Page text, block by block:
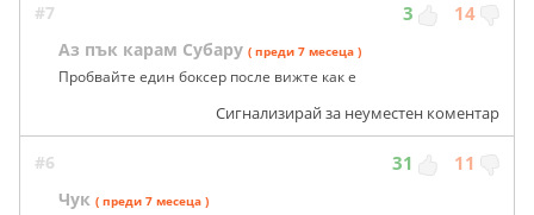
#7 3 14
Аз пък карам Субару ( преди 7 месеца )
Пробвайте един боксер после вижте как е
Сигнализирай за неуместен коментар
#6 31 11
Чук ( преди 7 месеца )